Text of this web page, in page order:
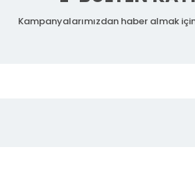
Kampanyalarımızdan haber almak